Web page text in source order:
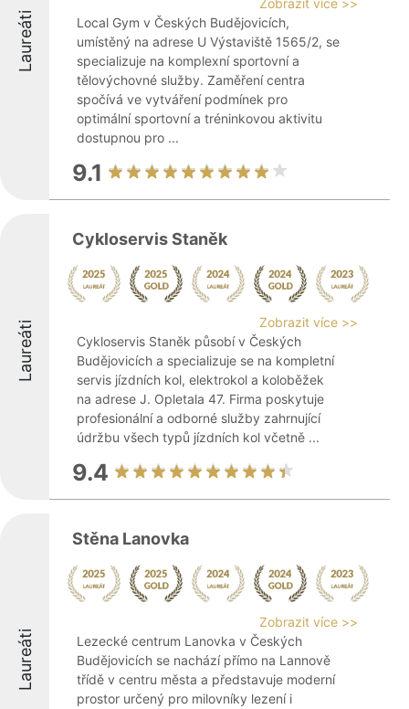
Laureáti
Zobrazit více >>
Local Gym v Českých Budějovicích,
umístěný na adrese U Výstaviště 1565/2, se
specializuje na komplexní sportovní a
tělovýchovné služby. Zaměření centra
spočívá ve vytváření podmínek pro
optimální sportovní a tréninkovou aktivitu
dostupnou pro ...
9.1
Laureáti
Cykloservis Staněk
Zobrazit více >>
Cykloservis Staněk působí v Českých
Budějovicích a specializuje se na kompletní
servis jízdních kol, elektrokol a koloběžek
na adrese J. Opletala 47. Firma poskytuje
profesionální a odborné služby zahrnující
údržbu všech typů jízdních kol včetně ...
9.4
Laureáti
Stěna Lanovka
Zobrazit více >>
Lezecké centrum Lanovka v Českých
Budějovicích se nachází přímo na Lannově
třídě v centru města a představuje moderní
prostor určený pro milovníky lezení i